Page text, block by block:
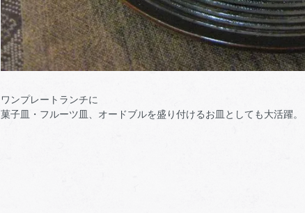
ワンプレートランチに
菓子皿・フルーツ皿、オードブルを盛り付けるお皿としても大活躍。